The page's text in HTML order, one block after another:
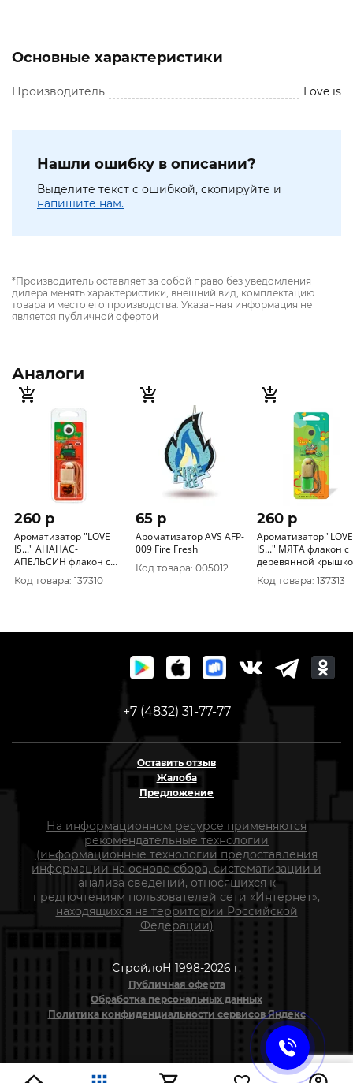
Основные характеристики
Производитель Love is
Нашли ошибку в описании?
Выделите текст с ошибкой, скопируйте и
напишите нам.
*Производитель оставляет за собой право без уведомления
дилера менять характеристики, внешний вид, комплектацию
товара и место его производства. Указанная информация не
является публичной офертой
Аналоги
260 p
Ароматизатор "LOVE
IS..." АНАНАС-
АПЕЛЬСИН флакон с
деревянной крышкой
ARLV-2
Код товара: 137310
65 p
Ароматизатор AVS AFP-
009 Fire Fresh
Код товара: 005012
260 p
Ароматизатор "LOVE
IS..." МЯТА флакон с
деревянной
ARLV-7
Код товара: 137313
+7 (4832) 31-77-77
Оставить отзыв
Жалоба
Предложение
На информационном ресурсе применяются
рекомендательные технологии
(информационные технологии предоставления
информации на основе сбора, систематизации и
анализа сведений, относящихся к
предпочтениям пользователей сети «Интернет»,
находящихся на территории Российской
Федерации)
СтройлоН 1998-2026 г.
Публичная оферта
Обработка персональных данных
Политика конфиденциальности сервисов Яндекс